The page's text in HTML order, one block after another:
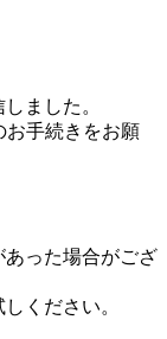
ました。
お手続きをお願
あった場合がござ
ください。